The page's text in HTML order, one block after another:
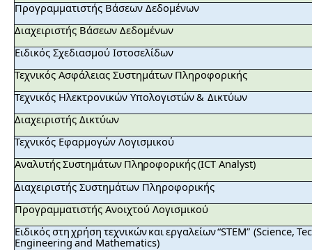
Προγραμματιστής Βάσεων Δεδομένων
Διαχειριστής Βάσεων Δεδομένων
Ειδικός Σχεδιασμού Ιστοσελίδων
Τεχνικός Ασφάλειας Συστημάτων Πληροφορικής
Τεχνικός Ηλεκτρονικών Υπολογιστών& Δικτύων
Διαχειριστής Δικτύων
Τεχνικός Εφαρμογών Λογισμικού
ΑναλυτήςΣυστημάτων Πληροφορικής(ICT Analyst)
Διαχειριστής Συστημάτων Πληροφορικής
Προγραμματιστής Ανοιχτού Λογισμικού
Ειδικόςστηχρήση τεχνικώνκαιεργαλείων“STEM” (Science,
Engineeringand Mathematics)